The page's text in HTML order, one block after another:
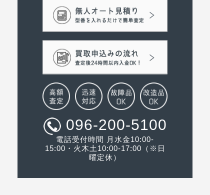
096-200-5100
電話受付時間 月水金10:00-
15:00・火木土10:00-17:00（※日
曜定休）